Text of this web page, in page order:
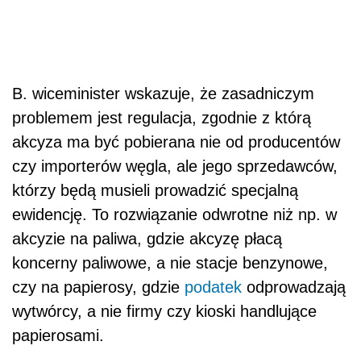
B. wiceminister wskazuje, że zasadniczym
problemem jest regulacja, zgodnie z którą
akcyza ma być pobierana nie od producentów
czy importerów węgla, ale jego sprzedawców,
którzy będą musieli prowadzić specjalną
ewidencję. To rozwiązanie odwrotne niż np. w
akcyzie na paliwa, gdzie akcyzę płacą
koncerny paliwowe, a nie stacje benzynowe,
czy na papierosy, gdzie podatek odprowadzają
wytwórcy, a nie firmy czy kioski handlujące
papierosami.